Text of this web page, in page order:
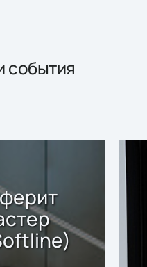
события